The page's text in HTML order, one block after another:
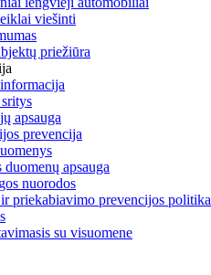
viešinti
priežiūra
apsauga
prevencija
duomenų apsauga
nuorodos
priekabiavimo prevencijos politika
su visuomene